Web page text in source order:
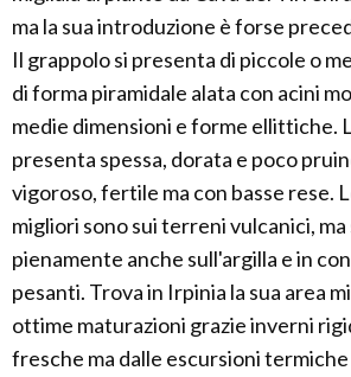
ma la sua introduzione è forse
Il grappolo si presenta di piccole o
di forma piramidale alata con acini
medie dimensioni e forme ellittiche.
presenta spessa, dorata e poco
vigoroso, fertile ma con basse rese.
migliori sono sui terreni vulcanici,
pienamente anche sull'argilla e in
pesanti. Trova in Irpinia la sua area
ottime maturazioni grazie inverni
fresche ma dalle escursioni